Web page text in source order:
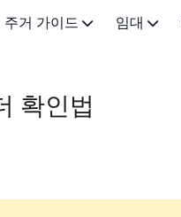
주거 가이드
주거 선택 가이드
임대
월세 가이드
확인법